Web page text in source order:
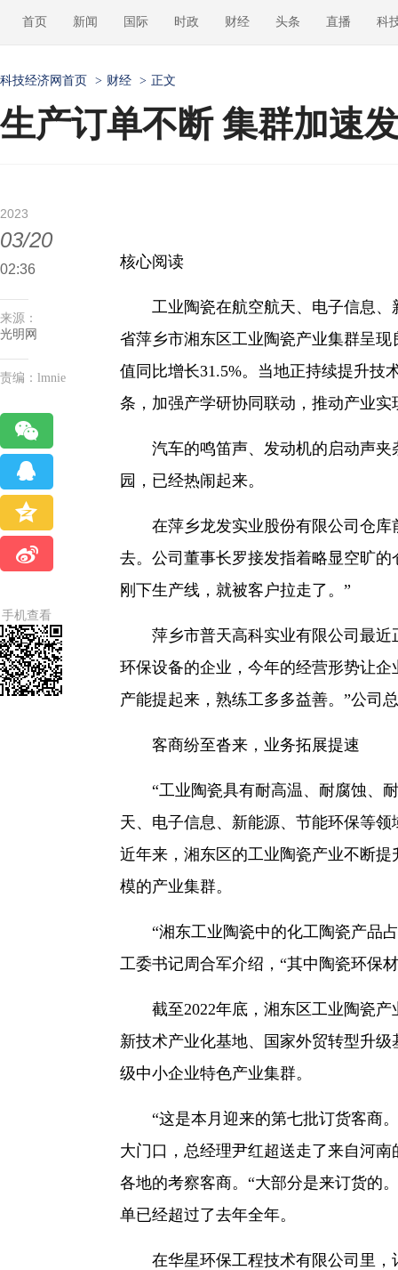
首页 新闻 国际 时政 财经 头条 直播 科
科技经济网首页 > 财经 > 正文
生产订单不断 集群加速
2023
03/20
02:36
来源：
光明网
责编：lmnie
手机查看
核心阅读
工业陶瓷在航空航天、电子信息、
省萍乡市湘东区工业陶瓷产业集群呈
值同比增长31.5%。当地正持续提升技
条，加强产学研协同联动，推动产业实
汽车的鸣笛声、发动机的启动声夹
园，已经热闹起来。
在萍乡龙发实业股份有限公司仓库
去。公司董事长罗接发指着略显空旷
刚下生产线，就被客户拉走了。”
萍乡市普天高科实业有限公司最近
环保设备的企业，今年的经营形势让
产能提起来，熟练工多多益善。”公司
客商纷至沓来，业务拓展提速
“工业陶瓷具有耐高温、耐腐蚀、耐
天、电子信息、新能源、节能环保等
近年来，湘东区的工业陶瓷产业不断
模的产业集群。
“湘东工业陶瓷中的化工陶瓷产品占
工委书记周合军介绍，“其中陶瓷环保
截至2022年底，湘东区工业陶瓷产
新技术产业化基地、国家外贸转型升
级中小企业特色产业集群。
“这是本月迎来的第七批订货客商。
大门口，总经理尹红超送走了来自河
各地的考察客商。“大部分是来订货的
单已经超过了去年全年。
在华星环保工程技术有限公司里，